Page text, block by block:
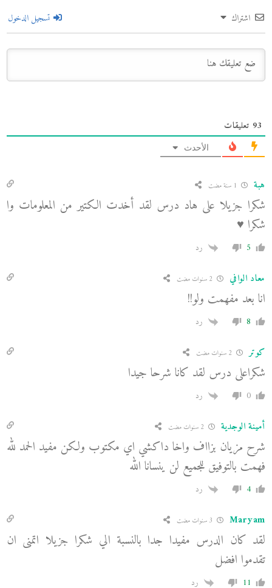
اشتراك تسجيل الدخول
93 تعليقات
الأحدث
هبة
شكرا جزيلا على هاد درس لقد أخدت الكتير من المعلومات وا
شكرا ♥️
5 رد
معاد الوافي
انا بعد مفهمت ولو!!
8 رد
كوتر
شكراعلى درس لقد كانا شرحا جيدا
0 رد
أمينة الوجدية
شرح مزيان بزااف واخا داكشي اي مكتوب ولكن مفيد الحمد لله
فهمت بالتوفيق للجميع لن ينسانا الله
4 رد
Maryam
لقد كان الدرس مفيدا جدا بالنسبة الي شكرا جزيلا اتمنى ان
تقدموا افضل
11 رد